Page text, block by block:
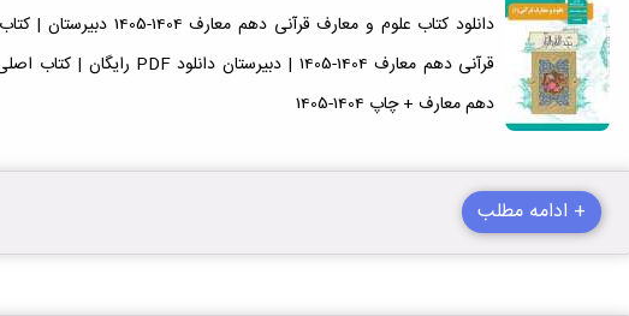
دهم معارف + چاپ 1404-1405
+ ادامه مطلب